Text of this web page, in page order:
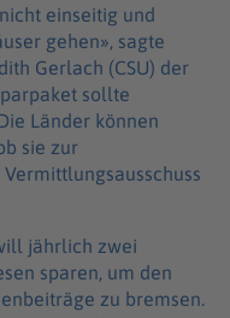
einseitig und
gehen», sagte
Gerlach (CSU) der
sollte
Länder können
sie zur
jährlich zwei
sparen, um den
zu bremsen.